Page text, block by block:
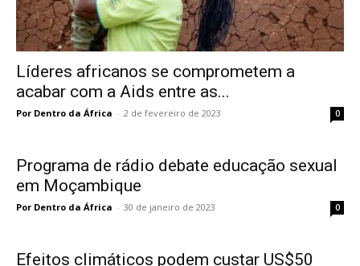
Líderes africanos se comprometem a
acabar com a Aids entre as...
Por Dentro da África - 2 de fevereiro de 2023 0
Programa de rádio debate educação sexual
em Moçambique
Por Dentro da África - 30 de janeiro de 2023 0
Efeitos climáticos podem custar US$50